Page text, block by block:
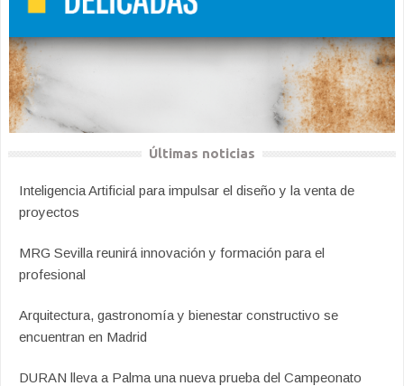
Últimas noticias
Inteligencia Artificial para impulsar el diseño y la venta de
proyectos
MRG Sevilla reunirá innovación y formación para el
profesional
Arquitectura, gastronomía y bienestar constructivo se
encuentran en Madrid
DURAN lleva a Palma una nueva prueba del Campeonato